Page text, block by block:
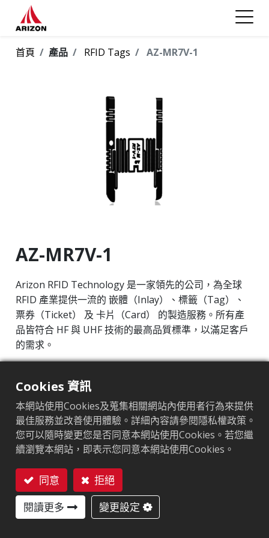
首頁 產品 RFID Tags AZ-MR7V-1
AZ-MR7V-1
Arizon RFID Technology 是一家領先的公司，為全球
RFID 產業提供一流的 嵌體（Inlay）、標籤（Tag）、
票券（Ticket） 及 卡片（Card） 的製造服務。所有產
品皆符合 HF 與 UHF 技術的最高品質標準，以滿足客戶
的需求。
晶片（IC）：Impinj M700 系列
協議：EPC Class1 Gen2 ‧ ISO/IEC 18000-63
市場區隔:零售
晶片:Impinj M700 Series
天線尺寸（mm）:25x35.37
EPC記憶體 :128 bits/96 bits
Cookies 資訊
本網站使用Cookies及蒐集相關網站內使用者行為來提供
最佳服務並改善使用體驗。詳細內容請參閱隱私權政策。
您可以隨時變更您是否同意本網站使用Cookies。若您繼
續瀏覽本網站，即表示您同意本網站使用Cookies。
同意
拒絕
閱讀更多
變更設定